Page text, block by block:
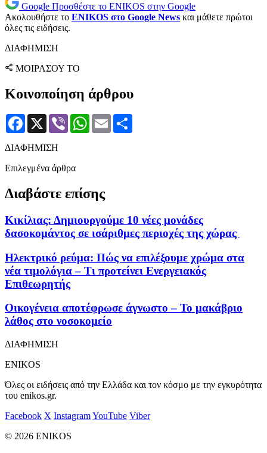
Google Προσθέστε το ENIKOS στην Google
Ακολουθήστε το ENIKOS στο Google News και μάθετε πρώτοι
όλες τις ειδήσεις.
ΔΙΑΦΗΜΙΣΗ
ΜΟΙΡΑΣΟΥ ΤΟ
Κοινοποίηση άρθρου
Facebook
X Viber WhatsApp
Email
ΔΙΑΦΗΜΙΣΗ
Επιλεγμένα άρθρα
Διαβάστε επίσης
Κικίλιας: Δημιουργούμε 10 νέες μονάδες
δασοκομάντος σε ισάριθμες περιοχές της χώρας
Ηλεκτρικό ρεύμα: Πώς να επιλέξουμε χρώμα στα
νέα τιμολόγια – Τι προτείνει Ενεργειακός
Επιθεωρητής
Οικογένεια αποτέφρωσε άγνωστο – Το μακάβριο
λάθος στο νοσοκομείο
ΔΙΑΦΗΜΙΣΗ
ENIKOS
Όλες οι ειδήσεις από την Ελλάδα και τον κόσμο με την εγκυρότητα
του enikos.gr.
Facebook X InstagramYouTube Viber
© 2026 ENIKOS